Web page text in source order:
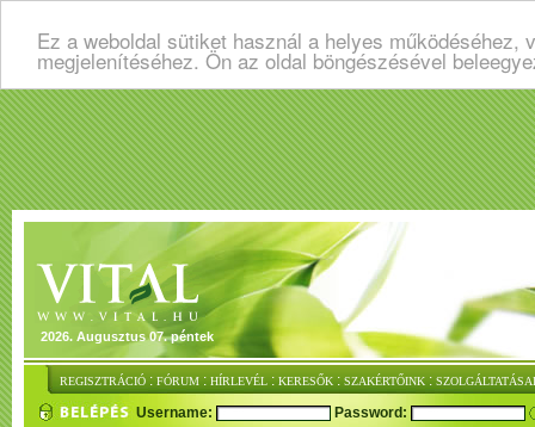
Ez a weboldal sütiket használ a helyes
megjelenítéséhez. Ön az oldal böngészésével
2026. Augusztus 07. péntek
REGISZTRÁCIÓ : FÓRUM : HÍRLEVÉL : KERESŐK : SZAKÉRTŐINK :
Username:
Password: